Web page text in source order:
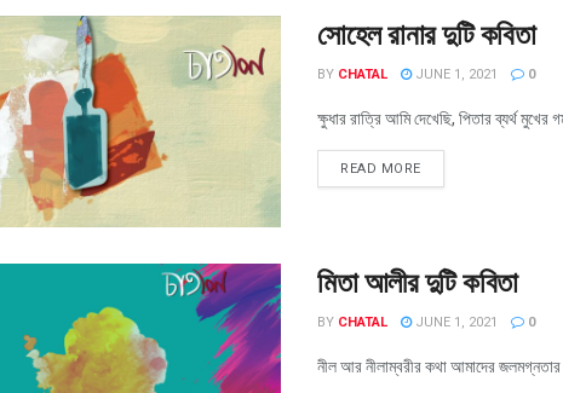
সোহেল রানার দুটি কবিতা
BY CHATAL JUNE 1, 2021 0
ক্ষুধার রাত্রি আমি দেখেছি, পিতার ব্যর্থ
READ MORE
মিতা আলীর দুটি কবিতা
BY CHATAL JUNE 1, 2021 0
নীল আর নীলাম্বরীর কথা আমাদের